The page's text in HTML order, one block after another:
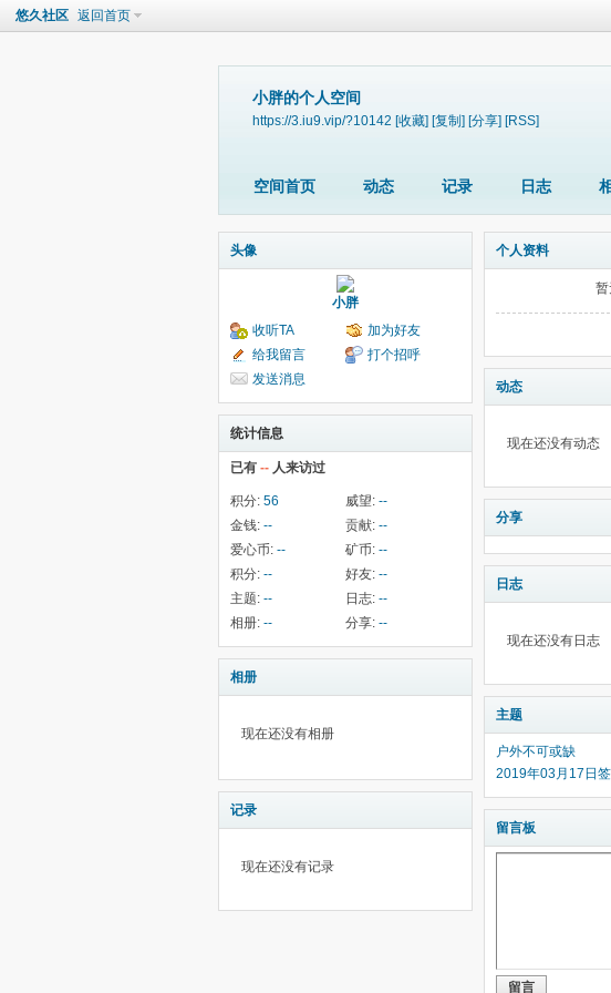
悠久社区 返回首页
小胖的个人空间
https://3.iu9.vip/?10142 [收藏] [复制] [分享] [RSS]
空间首页 动态 记录 日志
头像
小胖
收听TA
加为好友
给我留言
打个招呼
发送消息
统计信息
已有 -- 人来访过
积分: 56 威望: --
金钱: -- 贡献: --
爱心币: -- 矿币: --
积分: -- 好友: --
主题: -- 日志: --
相册: -- 分享: --
相册
现在还没有相册
记录
现在还没有记录
个人资料
动态
现在还没有动态
分享
日志
现在还没有日志
主题
户外不可或缺
2019年03月17日
留言板
留言